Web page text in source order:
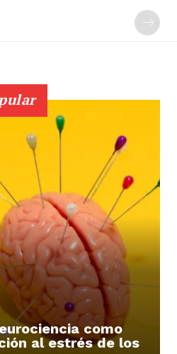
como
al estrés de los